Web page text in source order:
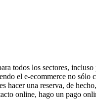
todos los sectores,
el e-ecommerce no
hacer una reserva, de
online, hago un pago